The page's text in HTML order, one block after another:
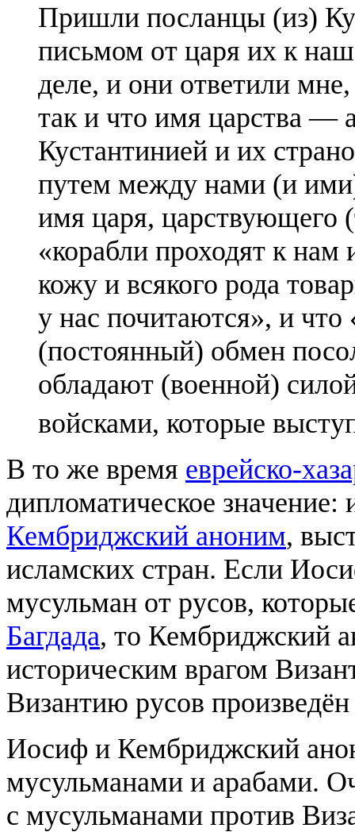
Пришли посланцы (из)
письмом от царя их к
деле, и они ответили
так и что имя царства —
Кустантинией и их
путем между нами (и
имя царя, царствующего
«корабли проходят к
кожу и всякого рода
у нас почитаются», и
(постоянный) обмен
обладают (военной)
войсками, которые
В то же время еврейско-
дипломатическое значение:
Кембриджский аноним,
исламских стран. Если
мусульман от русов,
Багдада, то Кембриджский
историческим врагом
Византию русов
Иосиф и Кембриджский
мусульманами и арабами.
с мусульманами против